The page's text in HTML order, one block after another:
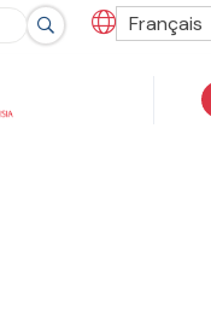
Français